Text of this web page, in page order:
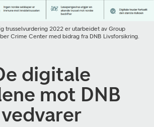
trusselvurdering 2022 er utarbeidet av Group
Crime Center med bidrag fra DNB Livsforsikring.
digitale
mot DNB
vedvarer